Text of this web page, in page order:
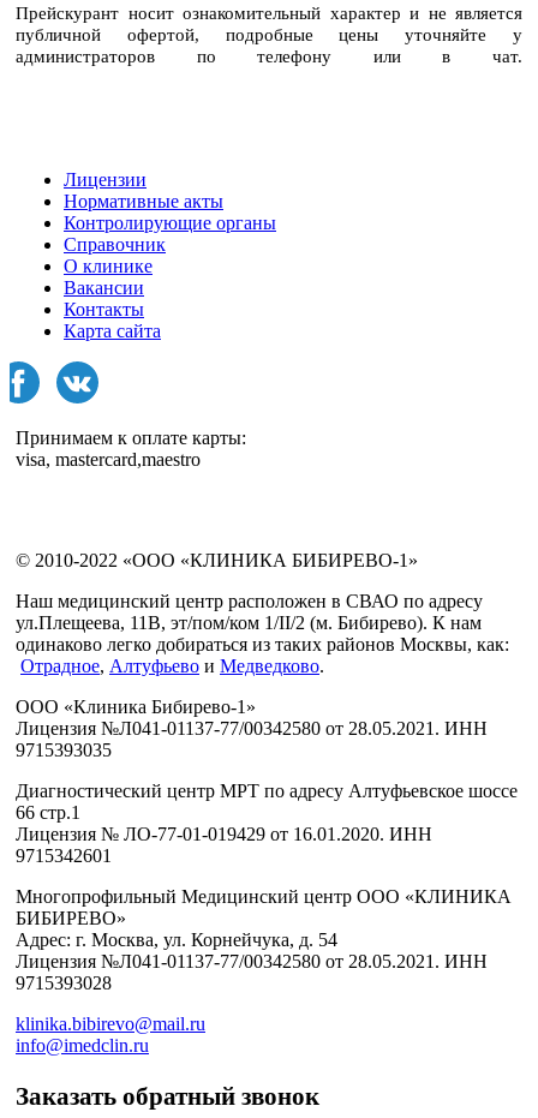
Прейскурант носит ознакомительный характер и не является
публичной офертой, подробные цены уточняйте у
администраторов по телефону или в чат.
Лицензии
Нормативные акты
Контролирующие органы
Справочник
О клинике
Вакансии
Контакты
Карта сайта
Принимаем к оплате карты:
visa, mastercard,maestro
© 2010-2022 «ООО «КЛИНИКА БИБИРЕВО-1»
Наш медицинский центр расположен в СВАО по адресу
ул.Плещеева, 11В, эт/пом/ком 1/II/2 (м. Бибирево). К нам
одинаково легко добираться из таких районов Москвы, как:
Отрадное, Алтуфьево и Медведково.
ООО «Клиника Бибирево-1»
Лицензия №Л041-01137-77/00342580 от 28.05.2021. ИНН
9715393035
Диагностический центр МРТ по адресу Алтуфьевское шоссе
66 стр.1
Лицензия № ЛО-77-01-019429 от 16.01.2020. ИНН
9715342601
Многопрофильный Медицинский центр ООО «КЛИНИКА
БИБИРЕВО»
Адрес: г. Москва, ул. Корнейчука, д. 54
Лицензия №Л041-01137-77/00342580 от 28.05.2021. ИНН
9715393028
klinika.bibirevo@mail.ru
info@imedclin.ru
Заказать обратный звонок